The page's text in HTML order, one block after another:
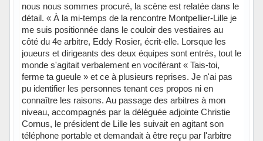
nous nous sommes procuré, la scène est relatée dans le
détail. « À la mi-temps de la rencontre Montpellier-Lille je
me suis positionnée dans le couloir des vestiaires au
côté du 4e arbitre, Eddy Rosier, écrit-elle. Lorsque les
joueurs et dirigeants des deux équipes sont entrés, tout le
monde s'agitait verbalement en vociférant « Tais-toi,
ferme ta gueule » et ce à plusieurs reprises. Je n'ai pas
pu identifier les personnes tenant ces propos ni en
connaître les raisons. Au passage des arbitres à mon
niveau, accompagnés par la déléguée adjointe Christie
Cornus, le président de Lille les suivait en agitant son
téléphone portable et demandait à être reçu par l'arbitre